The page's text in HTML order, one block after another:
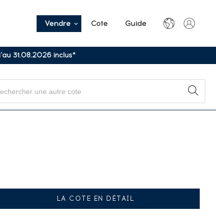
Vendre Cote Guide
31.08.2026 inclus*
LA COTE EN DÉTAIL